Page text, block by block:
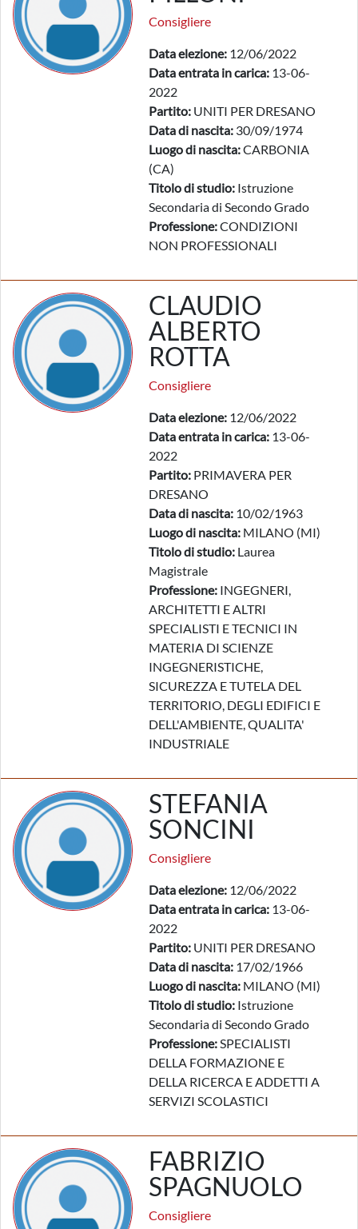
Consigliere
Data elezione: 12/06/2022
Data entrata in carica: 13-06-
2022
Partito: UNITI PER DRESANO
Data di nascita: 30/09/1974
Luogo di nascita:CARBONIA
(CA)
Titolo di studio: Istruzione
Secondaria di Secondo Grado
Professione:CONDIZIONI
NON PROFESSIONALI
CLAUDIO
ALBERTO
ROTTA
Consigliere
Data elezione: 12/06/2022
Data entrata in carica: 13-06-
2022
Partito: PRIMAVERA PER
DRESANO
Data di nascita: 10/02/1963
Luogo di nascita: MILANO (MI)
Titolo di studio: Laurea
Magistrale
Professione: INGEGNERI,
ARCHITETTI E ALTRI
SPECIALISTI E TECNICI IN
MATERIA DI SCIENZE
INGEGNERISTICHE,
SICUREZZA E TUTELA DEL
TERRITORIO, DEGLI EDIFICI E
DELL'AMBIENTE, QUALITA'
INDUSTRIALE
STEFANIA
SONCINI
Consigliere
Data elezione: 12/06/2022
Data entrata in carica: 13-06-
2022
Partito: UNITI PER DRESANO
Data di nascita: 17/02/1966
Luogo di nascita: MILANO (MI)
Titolo di studio: Istruzione
Secondaria di Secondo Grado
Professione:SPECIALISTI
DELLA FORMAZIONE E
DELLA RICERCA E ADDETTI A
SERVIZI SCOLASTICI
FABRIZIO
SPAGNUOLO
Consigliere